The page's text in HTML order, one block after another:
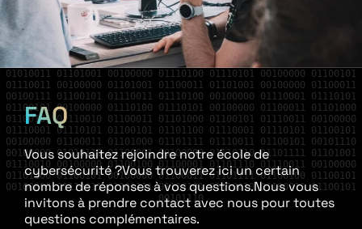
01010011 01101001 00100000 01110100 01110101 00100000 01100101
01110011 00100000 01101001 01100011 01101001 00100000 01100011
00100111 01100101 01110011 01110100 00100000 01110001 01110101
01100101 00100000 01110100 01110101 00100000 01100011 01101000
01100101 01110010 01100011 01101000 01100101 01110011 00100000
01110001 01110101 01100101 01101100 01110001 01110101 01100101
00100000 01100011 01101000 01101111 01110011 01100101 00101110
00100000 01010110 01100001 00100000 01110110 01101111 01101001
01110010 00100000 01100100 01100001 01101110 01110011 00100000
01101100 01100101 00100000 01100011 01101111 01100100 01100101
00100000 01110011 01101111 01110101 01110010 01100011 01100101
00101110
FAQ
Vous souhaitez rejoindre notre école de
cybersécurité ?Vous trouverez ici un certain
nombre de réponses à vos questions.Nous vous
invitons à prendre contact avec nous pour toutes
questions complémentaires.